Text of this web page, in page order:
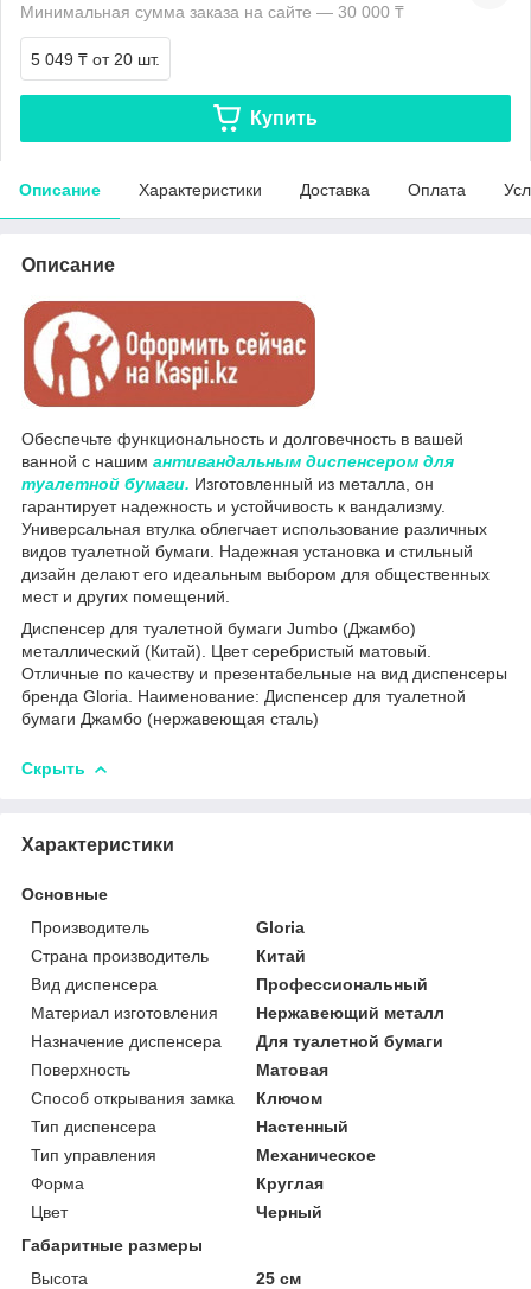
Минимальная сумма заказа на сайте — 30 000 ₸
5 049 ₸ от 20 шт.
Купить
Описание Характеристики Доставка Оплата
Описание
Обеспечьте функциональность и долговечность в вашей
ванной с нашим антивандальным диспенсером для
туалетной бумаги. Изготовленный из металла, он
гарантирует надежность и устойчивость к вандализму.
Универсальная втулка облегчает использование различных
видов туалетной бумаги. Надежная установка и стильный
дизайн делают его идеальным выбором для общественных
мест и других помещений.
Диспенсер для туалетной бумаги Jumbo (Джамбо)
металлический (Китай). Цвет серебристый матовый.
Отличные по качеству и презентабельные на вид диспенсеры
бренда Gloria. Наименование: Диспенсер для туалетной
бумаги Джамбо (нержавеющая сталь)
Скрыть
Характеристики
Основные
Производитель
Gloria
Страна производитель
Китай
Вид диспенсера
Профессиональный
Материал изготовления
Нержавеющий металл
Назначение диспенсера
Для туалетной бумаги
Поверхность
Матовая
Способ открывания замка
Ключом
Тип диспенсера
Настенный
Тип управления
Механическое
Форма
Круглая
Цвет
Черный
Габаритные размеры
Высота
25 см